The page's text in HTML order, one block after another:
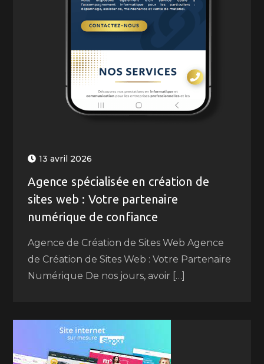
13 avril 2026
Agence spécialisée en création de
sites web : Votre partenaire
numérique de confiance
Agence de Création de Sites Web Agence
de Création de Sites Web : Votre Partenaire
Numérique De nos jours, avoir […]